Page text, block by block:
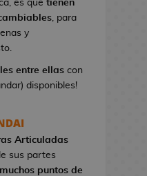
es que tienen
, para
y
entre ellas con
disponibles!
Articuladas
sus partes
puntos de